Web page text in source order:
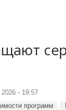
2026 - 19:57
программ